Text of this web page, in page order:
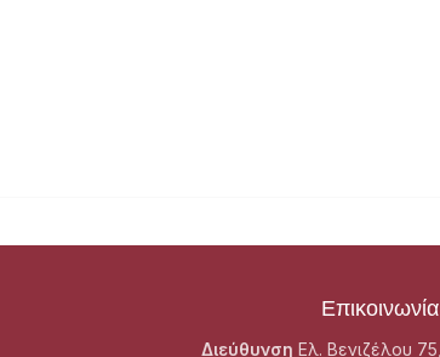
Επικοινωνία
Διεύθυνση Ελ. Βενιζέλου